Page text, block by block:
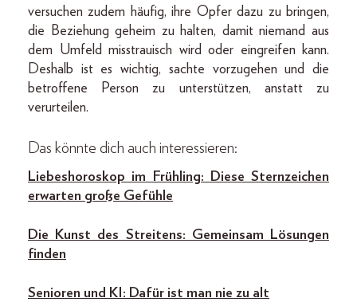
versuchen zudem häufig, ihre Opfer dazu zu bringen,
die Beziehung geheim zu halten, damit niemand aus
dem Umfeld misstrauisch wird oder eingreifen kann.
Deshalb ist es wichtig, sachte vorzugehen und die
betroffene Person zu unterstützen, anstatt zu
verurteilen.
Das könnte dich auch interessieren:
Liebeshoroskop im Frühling: Diese Sternzeichen
erwarten große Gefühle
Die Kunst des Streitens: Gemeinsam Lösungen
finden
Senioren und KI: Dafür ist man nie zu alt